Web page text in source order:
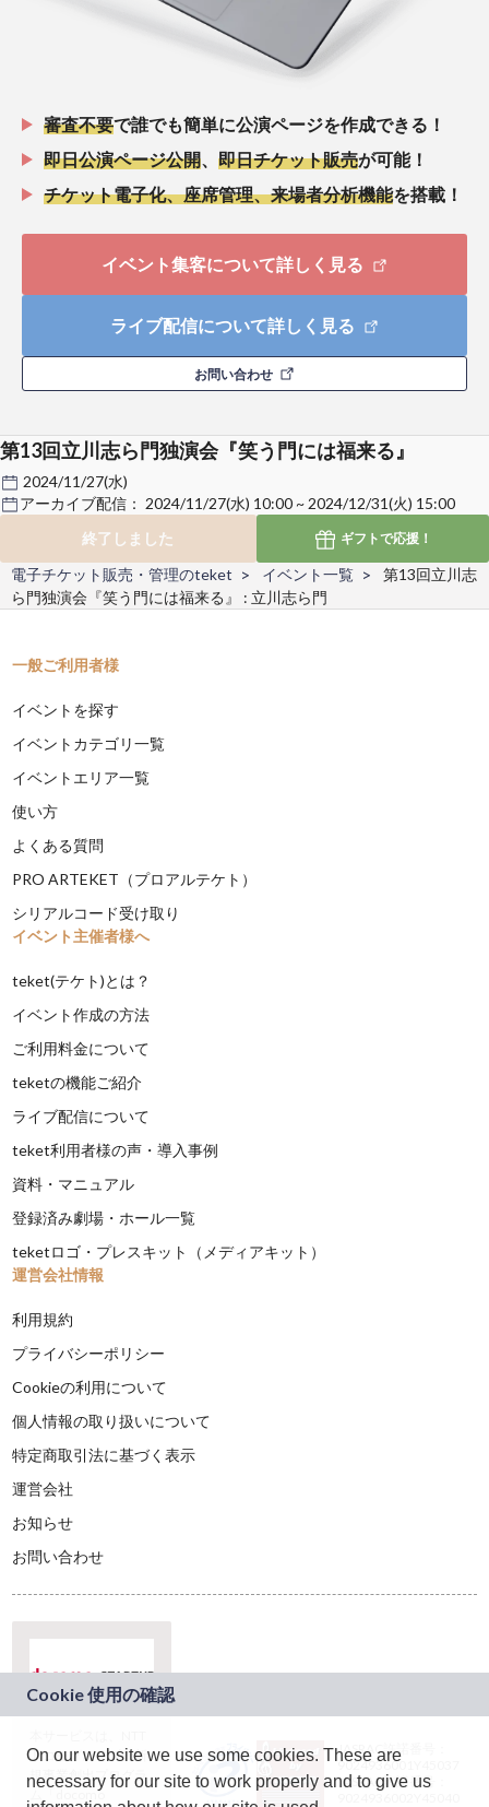
審査不要で誰でも簡単に公演ページを作成できる！
即日公演ページ公開
即日チケット販売が可能！
チケット電子化、座席管理、来場者分析機能を搭載！
イベント集客について詳しく見る
ライブ配信について詳しく見る
お問い合わせ
第13回立川志ら門独演会『笑う門には福来る』
2024/11/27(水)
アーカイブ配信： 2024/11/27(水) 10:00 ~ 2024/12/31(火) 15:00
終了しました
ギフトで応援！
電子チケット販売・管理のteket イベント一覧
第13回立川志
ら門独演会『笑う門には福来る』 : 立川志ら門
一般ご利用者様
イベントを探す
イベントカテゴリ一覧
イベントエリア一覧
使い方
よくある質問
PRO ARTEKET（プロアルテケト）
シリアルコード受け取り
イベント主催者様へ
teket(テケト)とは？
イベント作成の方法
ご利用料金について
teketの機能ご紹介
ライブ配信について
teket利用者様の声・導入事例
資料・マニュアル
登録済み劇場・ホール一覧
teketロゴ・プレスキット（メディアキット）
運営会社情報
利用規約
プライバシーポリシー
Cookieの利用について
個人情報の取り扱いについて
特定商取引法に基づく表示
運営会社
お知らせ
お問い合わせ
ドコモグループの新
規事業創出プログラ
ム「docomo
JASRAC許諾番号：
9024936001Y45037
JASRAC許諾番号：
On our website we use some cookies. These are
necessary for our site to work properly and to give us